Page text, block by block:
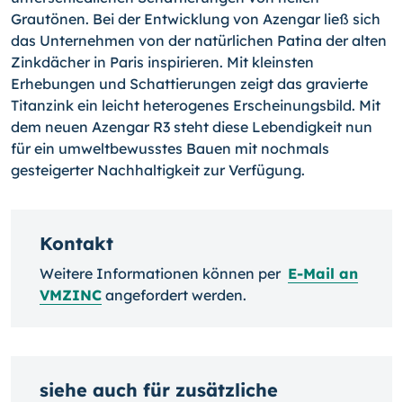
Grautönen. Bei der Entwicklung von Azengar ließ sich
das Unternehmen von der natürlichen Patina der alten
Zinkdächer in Paris inspirieren. Mit kleinsten
Erhebungen und Schattierungen zeigt das gravierte
Titanzink ein leicht heterogenes Erscheinungsbild. Mit
dem neuen Azengar R3 steht diese Lebendigkeit nun
für ein umweltbewusstes Bauen mit nochmals
gesteigerter Nachhaltigkeit zur Verfügung.
Kontakt
Weitere Informationen können per E-Mail an
VMZINC angefordert werden.
siehe auch für zusätzliche